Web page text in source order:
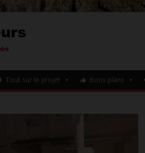
Tout sur le projet Bons plans